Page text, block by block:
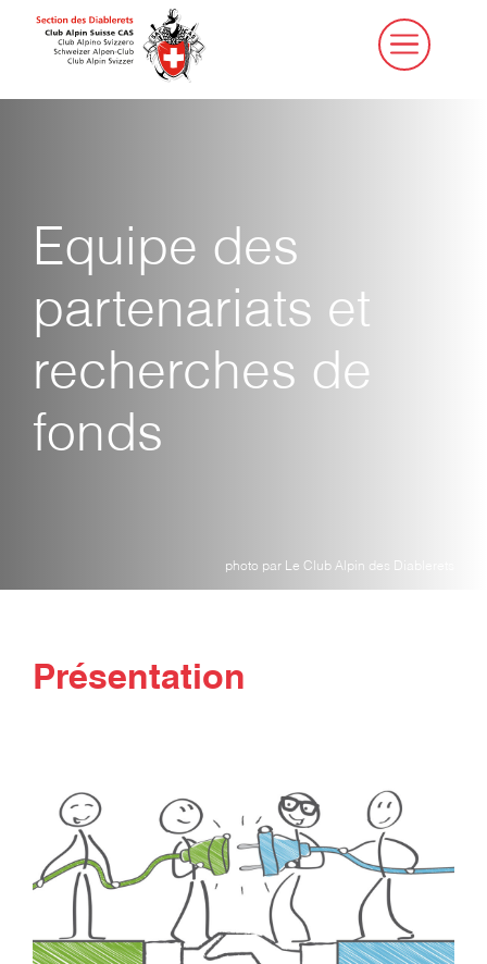
Equipe des
partenariats et
recherches de
fonds
photo par Le Club Alpin des Diablerets
Présentation